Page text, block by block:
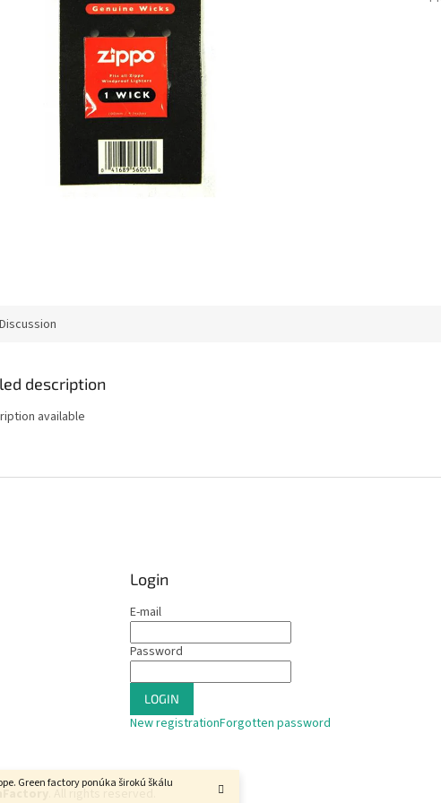
Green factory ponúka širokú škálu
Discussion
description
available
Login
E-mail
Password
LOGIN
New registrationForgotten password